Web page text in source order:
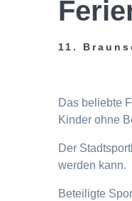
11.
Das beliebte
Kinder ohne
Der
werden kann.
Beteiligte